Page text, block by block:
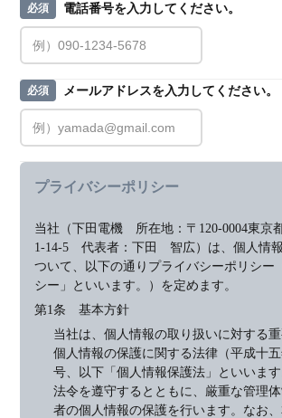
必須 電話番号を入力してください。
必須 メールアドレスを入力してください。
プライバシーポリシー
当社（下田電機　所在地：〒120-0004東京
1-14-5　代表者：下田　智広）は、個人情
ついて、以下の通りプライバシーポリシー
シー」といいます。）を定めます。
第1条　基本方針
当社は、個人情報の取り扱いに対する重
個人情報の保護に関する法律（平成十
号、以下「個人情報保護法」といいま
法令を遵守するとともに、厳重な管理
者の個人情報の保護を行います。なお、